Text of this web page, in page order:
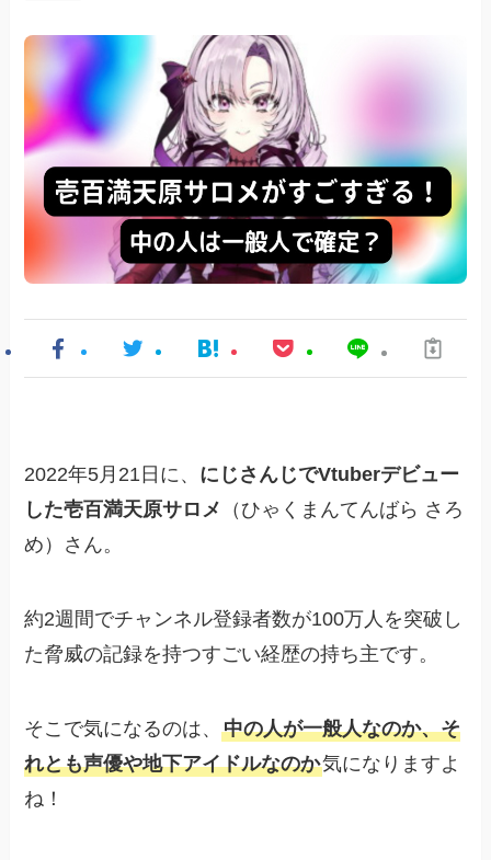
2022年5月21日に、 にじさんじでVtuberデビュー
した壱百満天原サロメ
（ひゃくまんてんばら さろ
め）さん。
約2週間でチャンネル登録者数が100万人を突破し
た脅威の記録を持つすごい経歴の持ち主です。
そこで気になるのは、中の人が一般人なのか、そ
れとも声優や地下アイドルなのか気になりますよ
ね！